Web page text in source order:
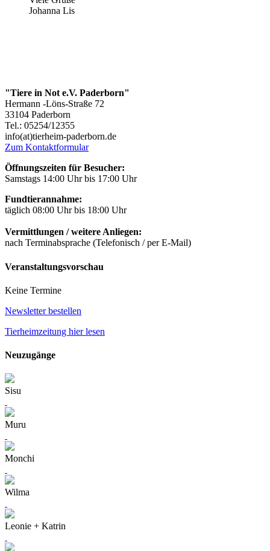
Johanna Lis
"Tiere in Not e.V. Paderborn"
Hermann -Löns-Straße 72
33104 Paderborn
Tel.: 05254/12355
info(at)tierheim-paderborn.de
Zum Kontaktformular
Öffnungszeiten für Besucher:
Samstags 14:00 Uhr bis 17:00 Uhr
Fundtierannahme:
täglich 08:00 Uhr bis 18:00 Uhr
Vermittlungen / weitere Anliegen:
nach Terminabsprache (Telefonisch / per E-Mail)
Veranstaltungsvorschau
Keine Termine
Newsletter bestellen
Tierheimzeitung hier lesen
Neuzugänge
Sisu
Muru
Monchi
Wilma
Leonie + Katrin